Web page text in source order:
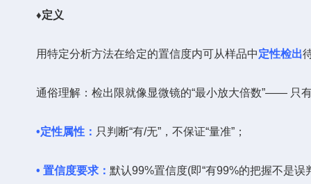
♦定义
用特定分析方法在给定的置信度内可从样品中定性检出
通俗理解：检出限就像显微镜的“最小放大倍数”—— 只有
•定性属性 ： 只判断“有/无”，不保证“量准”；
• 置信度要求 ： 默认99%置信度(即“有99%的把握不是误